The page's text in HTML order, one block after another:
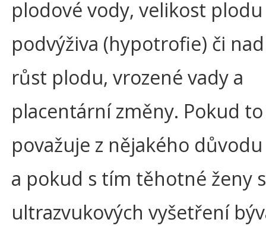
plodové vody, velikost
podvýživa (hypotrofie) či
růst plodu, vrozené vady a
placentární změny. Pokud
považuje z nějakého
a pokud s tím těhotné ženy
ultrazvukových vyšetření